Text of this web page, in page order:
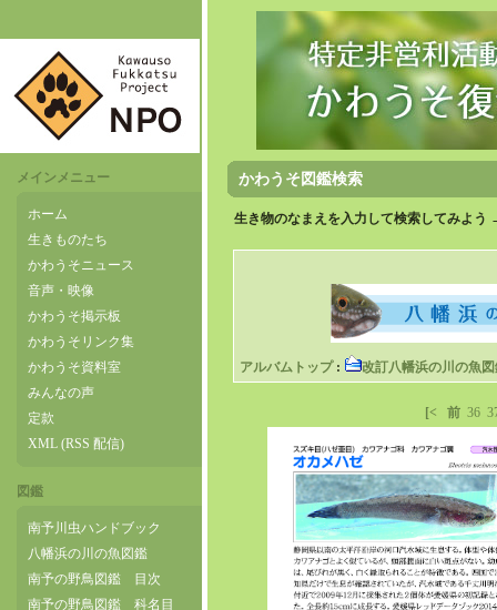
メインメニュー
ホーム
生きものたち
かわうそニュース
音声・映像
かわうそ掲示板
かわうそリンク集
かわうそ資料室
みんなの声
定款
XML (RSS 配信)
図鑑
南予川虫ハンドブック
八幡浜の川の魚図鑑
南予の野鳥図鑑 目次
南予の野鳥図鑑 科名目
かわうそ図鑑検索
生き物のなまえを入力して検索してみよう
アルバムトップ: 改訂八幡浜の川の魚
[< 前 36